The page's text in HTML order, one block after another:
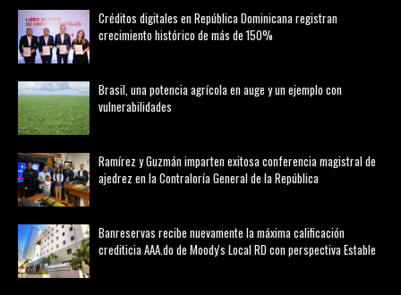
Créditos digitales en República Dominicana registran
crecimiento histórico de más de 150%
Brasil, una potencia agrícola en auge y un ejemplo con
vulnerabilidades
Ramírez y Guzmán imparten exitosa conferencia magistral de
ajedrez en la Contraloría General de la República
Banreservas recibe nuevamente la máxima calificación
crediticia AAA.do de Moody's Local RD con perspectiva Estable